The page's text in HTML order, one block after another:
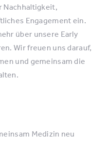
Nachhaltigkeit,
Engagement ein.
über unsere Early
Wir freuen uns darauf,
und gemeinsam die
Medizin neu